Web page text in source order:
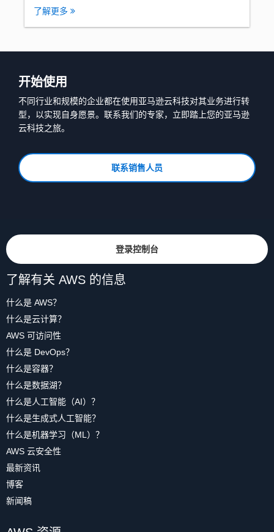
了解更多
开始使用
不同行业和规模的企业都在使用亚马逊云科技对其业务进行转
型，以实现自身愿景。联系我们的专家，立即踏上您的亚马逊
云科技之旅。
联系销售人员
登录控制台
了解有关 AWS 的信息
什么是 AWS？
什么是云计算？
AWS 可访问性
什么是 DevOps？
什么是容器？
什么是数据湖？
什么是人工智能（AI）？
什么是生成式人工智能？
什么是机器学习（ML）？
AWS 云安全性
最新资讯
博客
新闻稿